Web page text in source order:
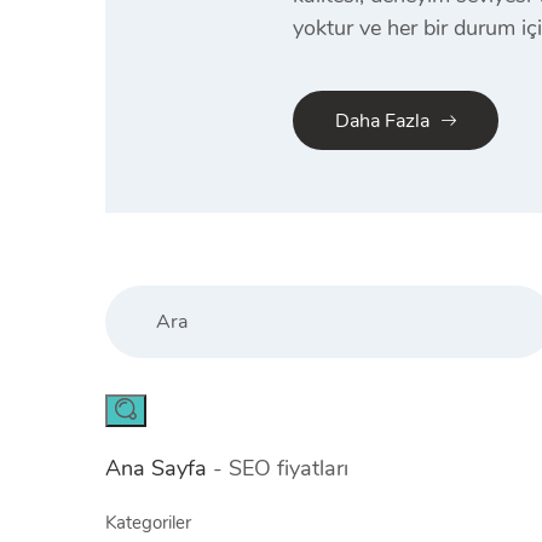
yoktur ve her bir durum
Daha Fazla
Ana Sayfa - SEO fiyatları
Kategoriler